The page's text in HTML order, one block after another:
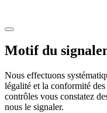
Motif du
Nous effectuons
légalité et la conformité
contrôles vous constatez
nous le signaler.